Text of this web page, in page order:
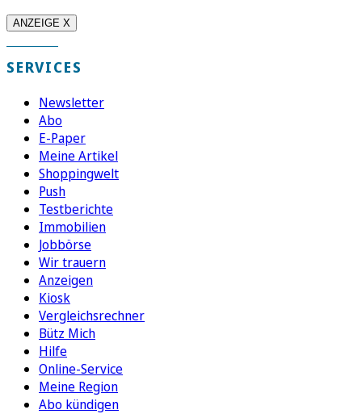
ANZEIGE X
SERVICES
Newsletter
Abo
E-Paper
Meine Artikel
Shoppingwelt
Push
Testberichte
Immobilien
Jobbörse
Wir trauern
Anzeigen
Kiosk
Vergleichsrechner
Bütz Mich
Hilfe
Online-Service
Meine Region
Abo kündigen